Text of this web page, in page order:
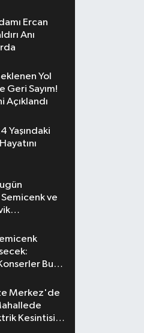
Ercan
Anı
Yol
Geri Sayım!
Açıklandı
Yaşındaki
Semicenk ve
Bu
Merkez'de
Kesintisi